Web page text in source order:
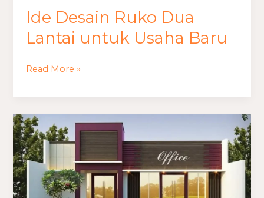
Ide Desain Ruko Dua
Lantai untuk Usaha Baru
Read More »
Inspirasi
Desain
Ruko
Bergaya
Modern